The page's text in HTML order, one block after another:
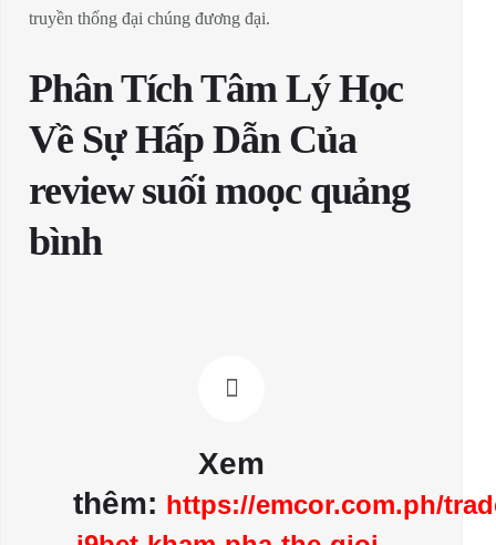
truyền thống đại chúng đương đại.
Phân Tích Tâm Lý Học
Về Sự Hấp Dẫn Của
review suối moọc quảng
bình
Xem
thêm: https://emcor.com.ph/